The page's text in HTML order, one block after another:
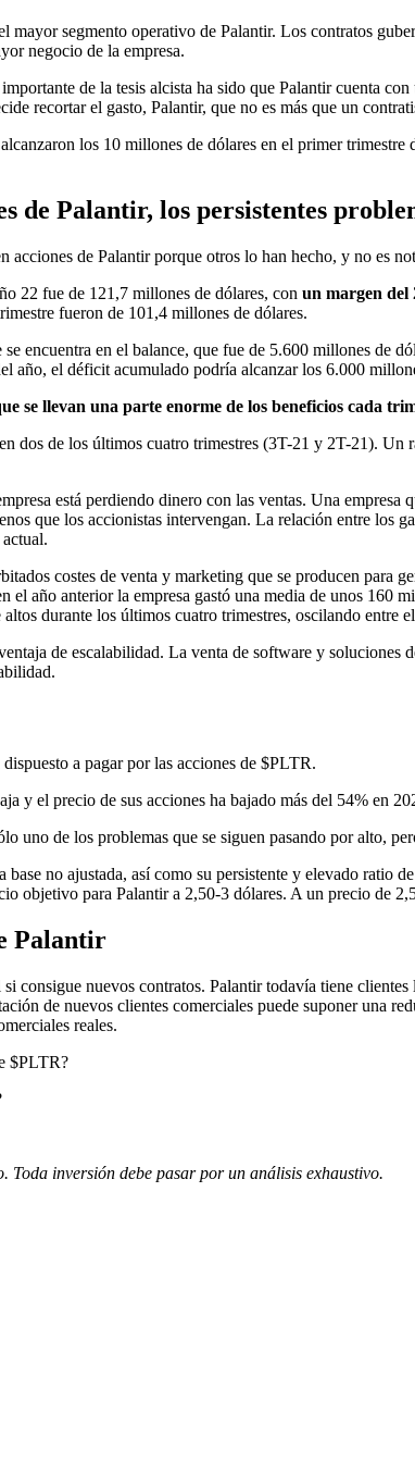
mayor segmento operativo de Palantir. Los contratos
negocio de la empresa.
de la tesis alcista ha sido que Palantir cuenta
recortar el gasto, Palantir, que no es más que un
los 10 millones de dólares en el primer
de Palantir, los persistentes
acciones de Palantir porque otros lo han hecho, y no es
22 fue de 121,7 millones de dólares, con un margen del
fueron de 101,4 millones de dólares.
encuentra en el balance, que fue de 5.600 millones de
año, el déficit acumulado podría alcanzar los 6.000
se llevan una parte enorme de los beneficios cada
dos de los últimos cuatro trimestres (3T-21 y 2T-21).
está perdiendo dinero con las ventas. Una empresa
que los accionistas intervengan. La relación entre los
costes de venta y marketing que se producen para
el año anterior la empresa gastó una media de unos
durante los últimos cuatro trimestres, oscilando entre
de escalabilidad. La venta de software y
a pagar por las acciones de $PLTR.
y el precio de sus acciones ha bajado más del 54% en
uno de los problemas que se siguen pasando por alto,
no ajustada, así como su persistente y elevado ratio
objetivo para Palantir a 2,50-3 dólares. A un precio de
Palantir
consigue nuevos contratos. Palantir todavía tiene
de nuevos clientes comerciales puede suponer una
reales.
$PLTR?
Toda inversión debe pasar por un análisis exhaustivo.